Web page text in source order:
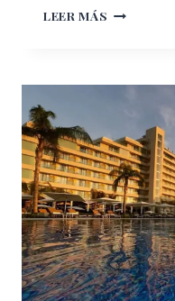
LEER MÁS LAS
SUCIAS
MÉXICO
EN
VERANO
2026,
SEGÚN
COFEPRIS